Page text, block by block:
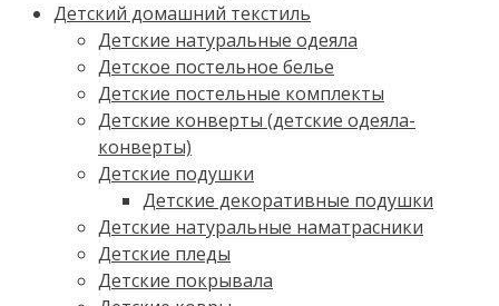
Детский домашний текстиль
Детские натуральные одеяла
Детское постельное белье
Детские постельные комплекты
Детские конверты (детские одеяла-
конверты)
Детские подушки
Детские декоративные подушки
Детские натуральные наматрасники
Детские пледы
Детские покрывала